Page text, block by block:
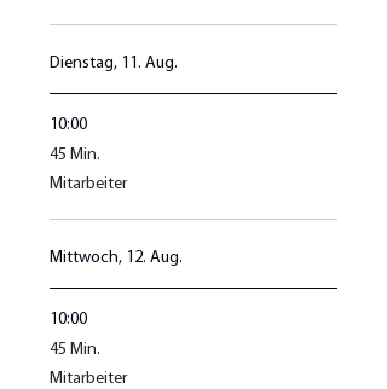
Dienstag, 11. Aug.
10:00
45 Min.
45
Minuten
Mitarbeiter
Mittwoch, 12. Aug.
10:00
45 Min.
45
Minuten
Mitarbeiter